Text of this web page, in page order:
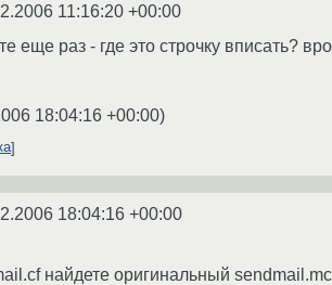
11:16:20 +00:00
еще раз - где это строчку вписать?
18:04:16 +00:00)
18:04:16 +00:00
найдете оригинальный sendmail.mc